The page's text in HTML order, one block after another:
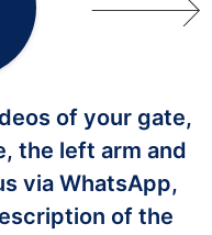
of your gate,
the left arm and
via WhatsApp,
of the